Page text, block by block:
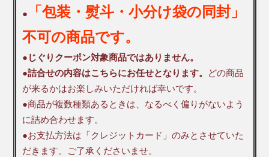
●
「包装・熨斗・小分け袋の同封」
不可の商品です。
● じぐりクーポン対象商品ではありません。
●詰合せの内容はこちらにお任せとなります。
どの商品
が来るかはお楽しみいただければ幸いです。
●商品が複数種類あるときは、なるべく偏りがないよう
に詰め合わせます。
●お支払方法は「クレジットカード」のみとさせていた
だきます。ご了承くださいませ。